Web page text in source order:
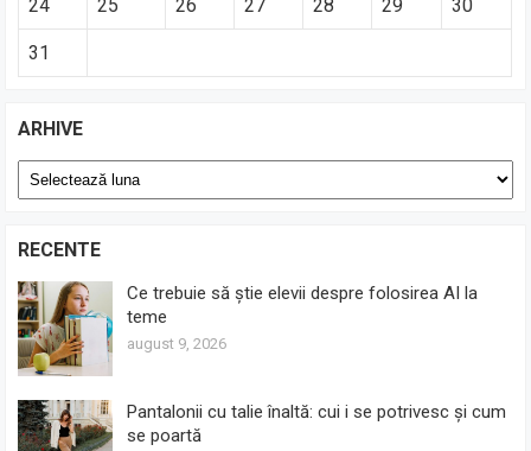
24 25 26 27 28 29 30
31
ARHIVE
Arhive
RECENTE
Ce trebuie să știe elevii despre folosirea AI la
teme
august 9, 2026
Pantalonii cu talie înaltă: cui i se potrivesc și cum
se poartă